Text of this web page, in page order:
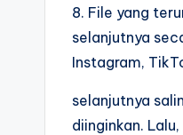
8. File yang
selanjutnya
Instagram,
selanjutnya
diinginkan.